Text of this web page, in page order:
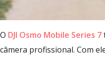
O DJI Osmo Mobile Series 7
câmera profissional. Com